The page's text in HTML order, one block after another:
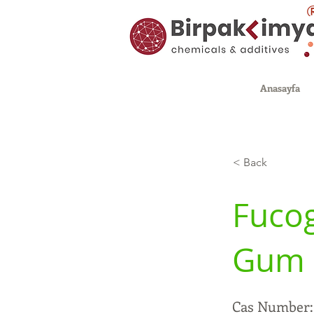
Anasayfa
< Back
Gum
Cas Number: